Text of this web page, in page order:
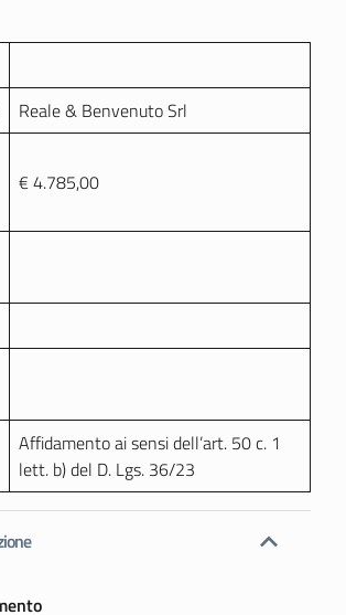
Reale & Benvenuto Srl
€ 4.785,00
Affidamento ai sensi dell’art. 50 c. 1
lett. b) del D. Lgs. 36/23